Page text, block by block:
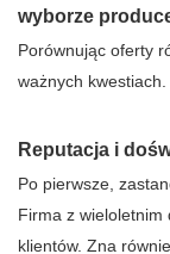
wyborze
Porównując oferty
ważnych kwestiach.
Reputacja i
Po pierwsze,
Firma z wieloletnim
klientów. Zna